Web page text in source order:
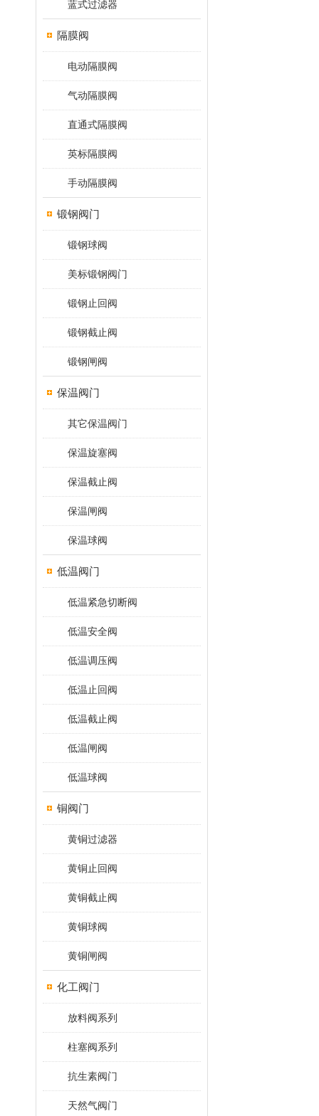
蓝式过滤器
隔膜阀
电动隔膜阀
气动隔膜阀
直通式隔膜阀
英标隔膜阀
手动隔膜阀
锻钢阀门
锻钢球阀
美标锻钢阀门
锻钢止回阀
锻钢截止阀
锻钢闸阀
保温阀门
其它保温阀门
保温旋塞阀
保温截止阀
保温闸阀
保温球阀
低温阀门
低温紧急切断阀
低温安全阀
低温调压阀
低温止回阀
低温截止阀
低温闸阀
低温球阀
铜阀门
黄铜过滤器
黄铜止回阀
黄铜截止阀
黄铜球阀
黄铜闸阀
化工阀门
放料阀系列
柱塞阀系列
抗生素阀门
天然气阀门